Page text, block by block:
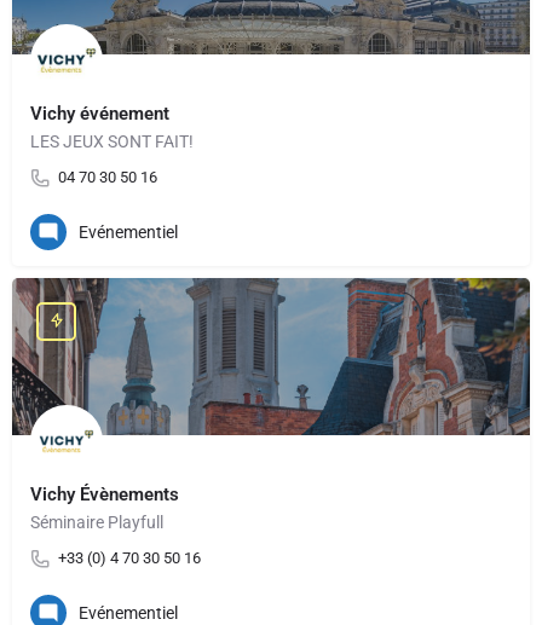
Vichy événement
LES JEUX SONT FAIT!
04 70 30 50 16
Evénementiel
Vichy Évènements
Séminaire Playfull
+33 (0) 4 70 30 50 16
Evénementiel